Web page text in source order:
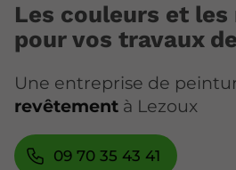
Les couleurs et les
pour vos travaux
Une entreprise de
revêtement à Lezoux
09 70 35 43 41